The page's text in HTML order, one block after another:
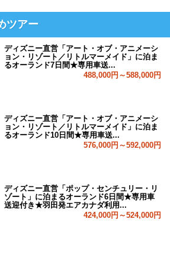
ツアー
ディズニー直営「アート・オブ・アニメーシ
ョン・リゾート／リトルマーメイド」に泊ま
るオーランド7日間★専用車送...
488,000円～588,000円
ディズニー直営「アート・オブ・アニメーシ
ョン・リゾート／リトルマーメイド」に泊ま
るオーランド10日間★専用車送...
576,000円～592,000円
ディズニー直営「ポップ・センチュリー・リ
ゾート」に泊まるオーランド6日間★専用車
送迎付き★羽田発エアカナダ利用...
424,000円～524,000円